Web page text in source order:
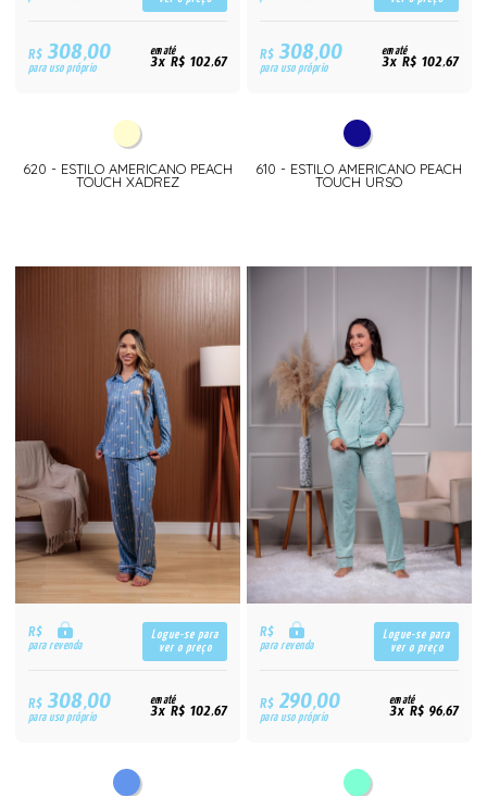
R$308,00
para uso próprio
em até
3x R$ 102,67
620 - ESTILO AMERICANO PEACH
TOUCH XADREZ
R$308,00
para uso próprio
em até
3x R$ 102,67
610 - ESTILO AMERICANO PEACH
TOUCH URSO
R$
para revenda
Logue-se para
ver o preço
R$308,00
para uso próprio
em até
3x R$ 102,67
R$
para revenda
Logue-se para
ver o preço
R$290,00
para uso próprio
em até
3x R$ 96,67